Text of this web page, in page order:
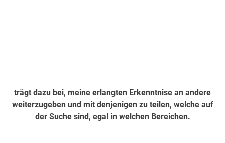
trägt dazu bei, meine erlangten Erkenntnise an andere
weiterzugeben und mit denjenigen zu teilen, welche auf
der Suche sind, egal in welchen Bereichen.